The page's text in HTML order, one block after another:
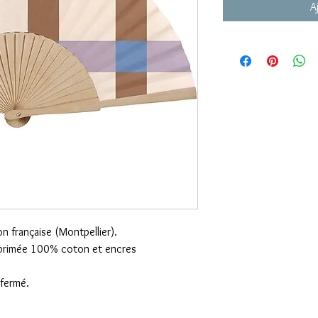
française (Montpellier).
100% coton et encres